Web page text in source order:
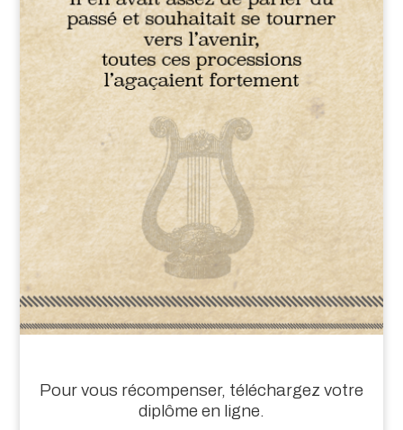
Pour vous récompenser, téléchargez votre
diplôme en ligne.